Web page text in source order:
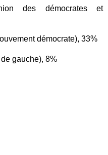
des démocrates et
démocrate), 33%
gauche), 8%